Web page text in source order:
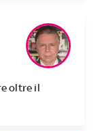
oltre il